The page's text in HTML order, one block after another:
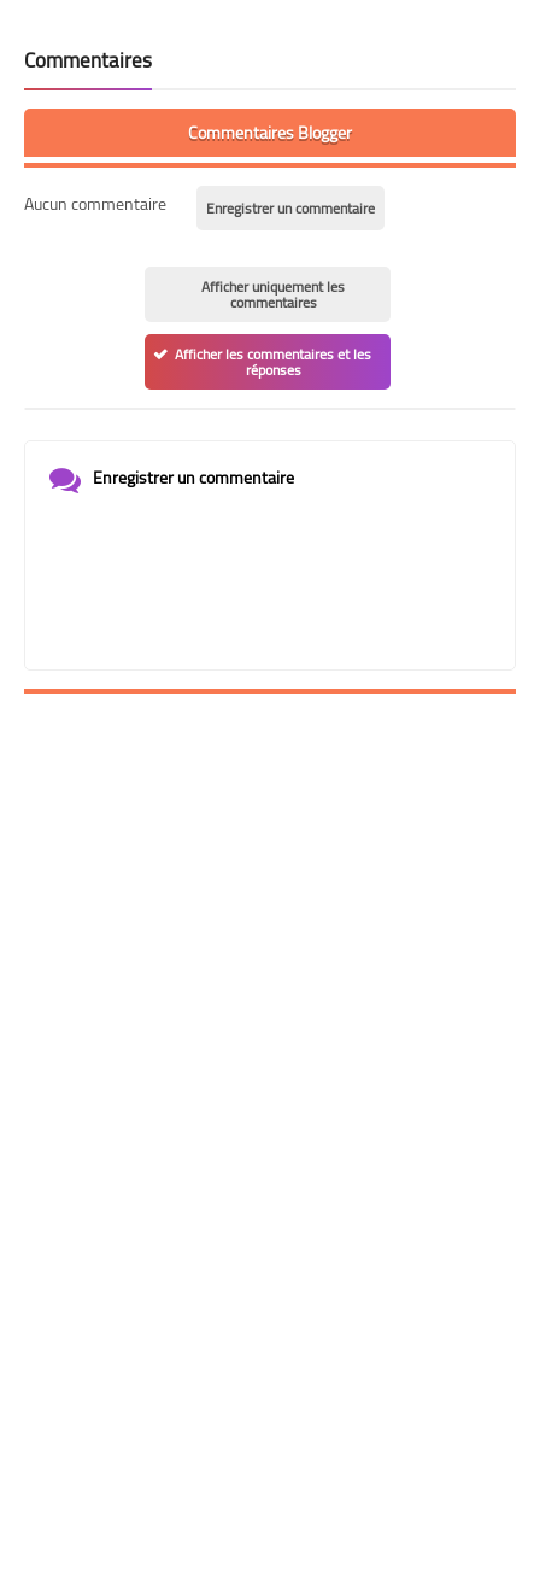
Commentaires
Commentaires Blogger
Aucun commentaire Enregistrer un commentaire
Afficher uniquement les
commentaires
Afficher les commentaires et les
réponses
Enregistrer un commentaire